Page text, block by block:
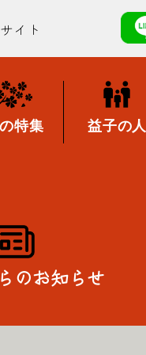
イト
特集 益子の人
のお知らせ